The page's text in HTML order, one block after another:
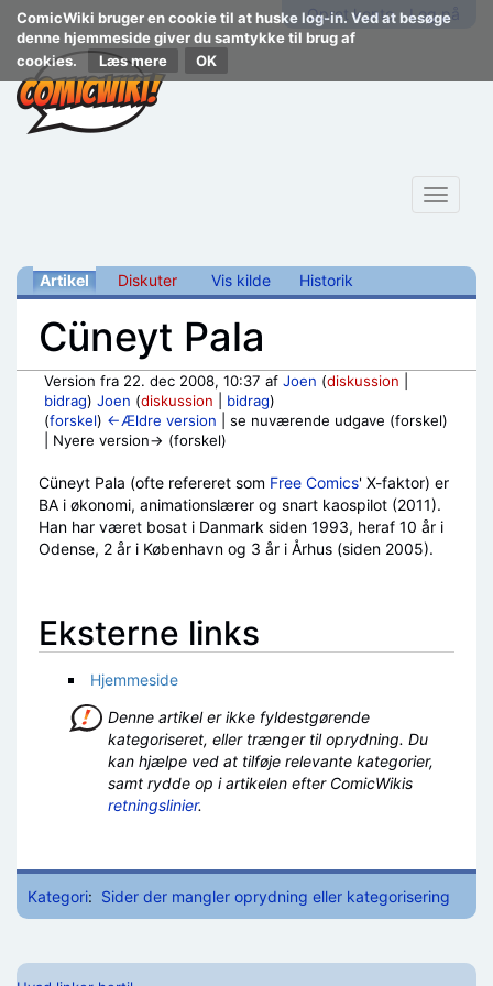
ComicWiki bruger en cookie til at huske log-in. Ved at besøge
denne hjemmeside giver du samtykke til brug af
cookies.
Læs mere
Opret konto Log på
Toggle
Artikel Diskuter Vis kilde Historik
Cüneyt Pala
Version fra 22. dec 2008, 10:37 af Joen (diskussion
bidrag) Joen (diskussion bidrag)
(forskel) ←Ældre version | se nuværende udgave (forskel)
| Nyere version→ (forskel)
Cüneyt Pala (ofte refereret som Free Comics' X-faktor) er
BA i økonomi, animationslærer og snart kaospilot (2011).
Han har været bosat i Danmark siden 1993, heraf 10 år i
Odense, 2 år i København og 3 år i Århus (siden 2005).
Eksterne links
Hjemmeside
Denne artikel er ikke fyldestgørende
kategoriseret, eller trænger til oprydning. Du
kan hjælpe ved at tilføje relevante kategorier,
samt rydde op i artikelen efter ComicWikis
retningslinier.
Kategori: Sider der mangler oprydning eller kategorisering